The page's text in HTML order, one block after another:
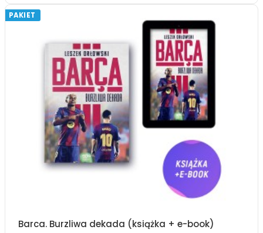
PAKIET
Barca. Burzliwa dekada (książka + e-book)